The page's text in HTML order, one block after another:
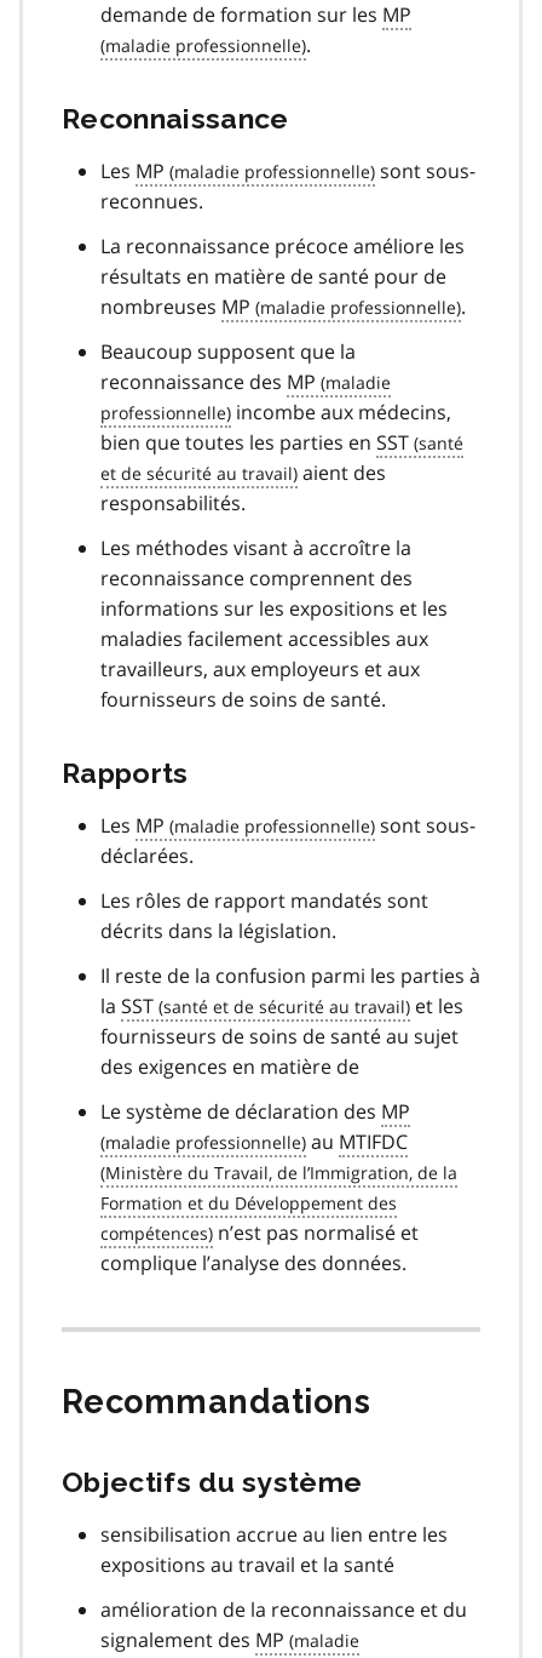
demande de formation sur les MP
.
Reconnaissance
Les MP
sont sous-
reconnues.
La reconnaissance précoce améliore les
résultats en matière de santé pour de
nombreuses MP
.
Beaucoup supposent que la
reconnaissance des MP
incombe aux médecins,
bien que toutes les parties en SST
aient des
responsabilités.
Les méthodes visant à accroître la
reconnaissance comprennent des
informations sur les expositions et les
maladies facilement accessibles aux
travailleurs, aux employeurs et aux
fournisseurs de soins de santé.
Rapports
Les MP
sont sous-
déclarées.
Les rôles de rapport mandatés sont
décrits dans la législation.
Il reste de la confusion parmi les parties à
la SST
et les
fournisseurs de soins de santé au sujet
des exigences en matière de
Le système de déclaration des MP
au MTIFDC
n’est pas normalisé et
complique l’analyse des données.
Recommandations
Objectifs du système
sensibilisation accrue au lien entre les
expositions au travail et la santé
amélioration de la reconnaissance et du
signalement des MP